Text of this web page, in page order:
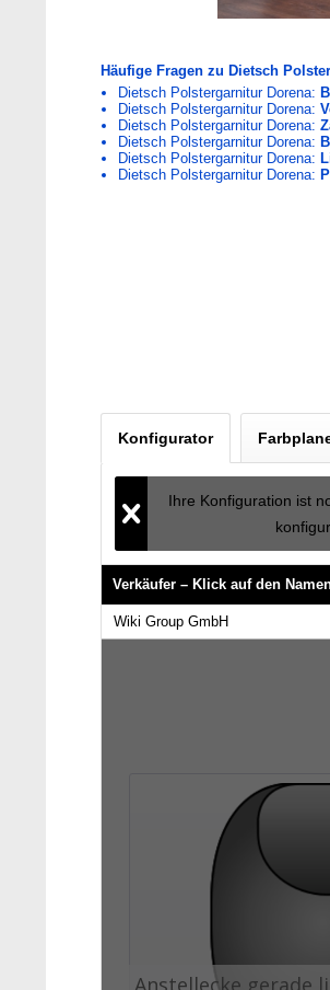
Häufige Fragen zu Dietsch
Dietsch Polstergarnitur Dorena:
Dietsch Polstergarnitur Dorena:
Dietsch Polstergarnitur Dorena:
Dietsch Polstergarnitur Dorena:
Dietsch Polstergarnitur Dorena:
Dietsch Polstergarnitur Dorena:
Konfigurator
Ihre Konfiguration ist
Verkäufer – Klick auf den
Verkäufer – Klick auf den
Wiki Group GmbH